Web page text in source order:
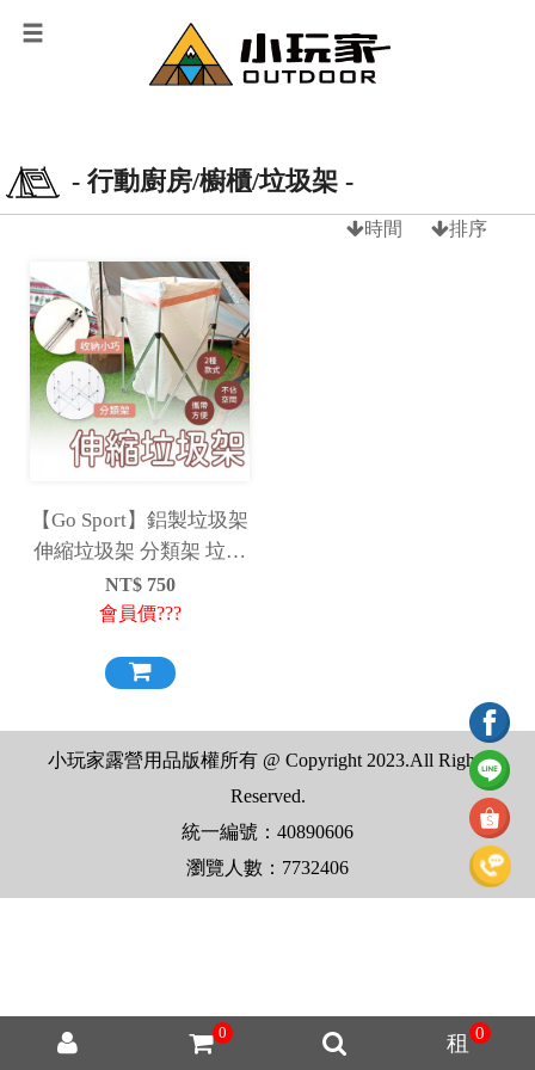
租 0
0
- 行動廚房/櫥櫃/垃圾架 -
時間 排序
【Go Sport】鋁製垃圾架
伸縮垃圾架 分類架 垃圾
架
NT$ 750
會員價???
小玩家露營用品版權所有 @ Copyright 2023.All Rights
Reserved.
統一編號：40890606
瀏覽人數：7732406